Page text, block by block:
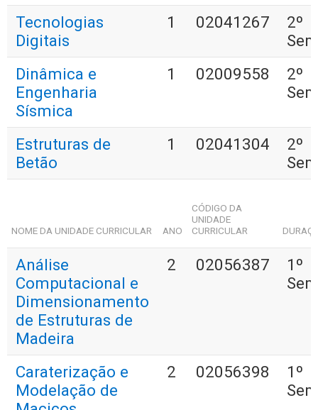
Tecnologias
Digitais
1 02041267
2º
Dinâmica e
Engenharia
Sísmica
1 02009558
2º
Estruturas de
Betão
1 02041304
2º
NOME DA UNIDADE CURRICULAR ANO
CÓDIGO DA
UNIDADE
CURRICULAR
Análise
Computacional e
Dimensionamento
de Estruturas de
Madeira
2 02056387
1º
Caraterização e
Modelação de
2 02056398
1º